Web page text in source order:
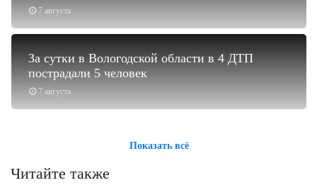
7 августа
7 августа
За сутки в Вологодской области в 4 ДТП
пострадали 5 человек
Показать всё
Читайте также